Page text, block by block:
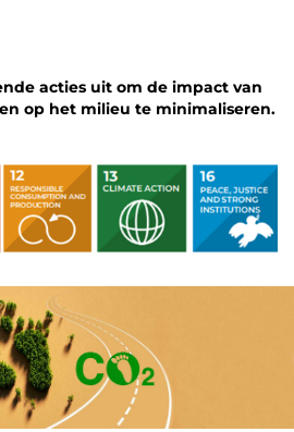
acties uit om de impact van
op het milieu te minimaliseren.